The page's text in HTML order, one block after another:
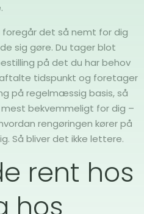
foregår det så nemt for dig
sig gøre. Du tager blot
på det du har behov
tidspunkt og foretager
på regelmæssig basis, så
bekvemmeligt for dig –
rengøringen kører på
Så bliver det ikke lettere.
rent hos